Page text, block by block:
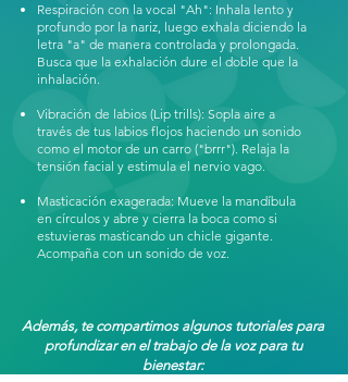
Respiración con la vocal "Ah": Inhala lento y
profundo por la nariz, luego exhala diciendo la
letra "a" de manera controlada y prolongada.
Busca que la exhalación dure el doble que la
inhalación.
Vibración de labios (Lip trills): Sopla aire a
través de tus labios flojos haciendo un sonido
como el motor de un carro ("brrr"). Relaja la
tensión facial y estimula el nervio vago.
Masticación exagerada: Mueve la mandíbula
en círculos y abre y cierra la boca como si
estuvieras masticando un chicle gigante.
Acompaña con un sonido de voz.
Además, te compartimos algunos tutoriales para
profundizar en el trabajo de la voz para tu
bienestar: